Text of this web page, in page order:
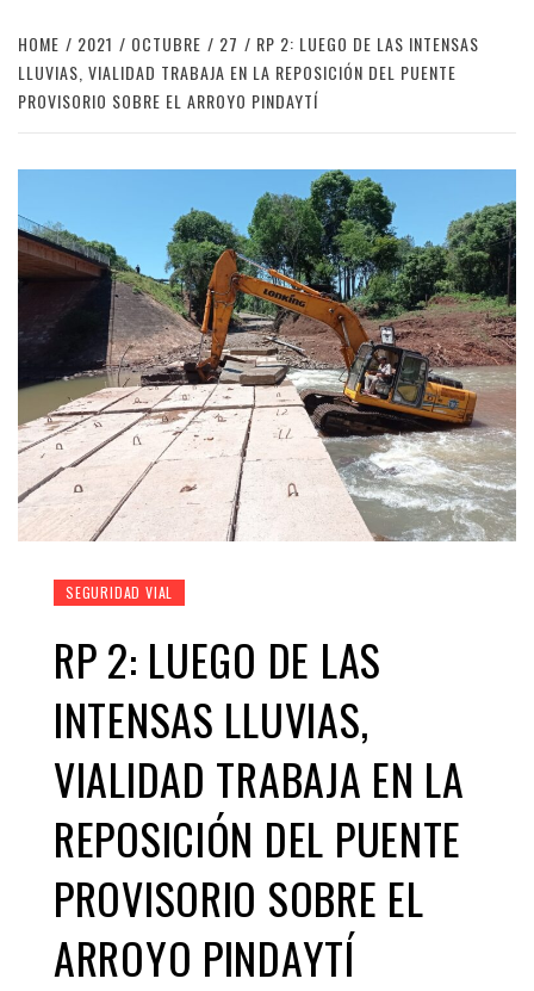
HOME 2021 OCTUBRE 27
RP 2: LUEGO DE LAS INTENSAS
LLUVIAS, VIALIDAD TRABAJA EN LA REPOSICIÓN DEL PUENTE
PROVISORIO SOBRE EL ARROYO PINDAYTÍ
SEGURIDAD VIAL
RP 2: LUEGO DE LAS
INTENSAS LLUVIAS,
VIALIDAD TRABAJA EN LA
REPOSICIÓN DEL PUENTE
PROVISORIO SOBRE EL
ARROYO PINDAYTÍ